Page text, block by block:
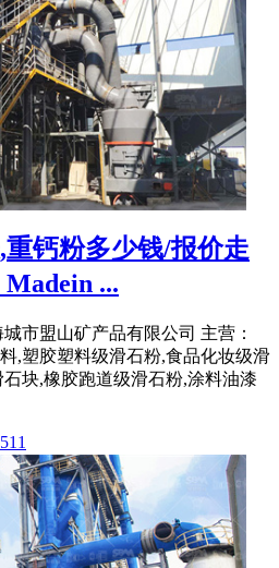
钙粉多少钱/报价走
...
市盟山矿产品有限公司 主营：
,塑胶塑料级滑石粉,食品化妆级滑
块,橡胶跑道级滑石粉,涂料油漆